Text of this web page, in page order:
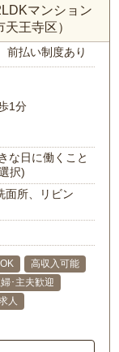
マンション
王寺区）
前払い制度あり
1分
な日に働くこと
択)
面所、リビン
高収入可能
･主夫歓迎
人